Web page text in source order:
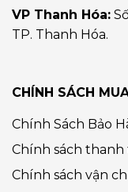
VP Thanh Hóa:
TP. Thanh Hóa.
CHÍNH SÁCH
Chính Sách Bảo
Chính sách thanh
Chính sách vận